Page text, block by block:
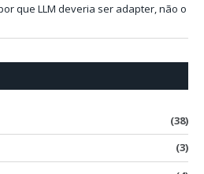
que LLM deveria ser adapter, não o
(38)
(3)